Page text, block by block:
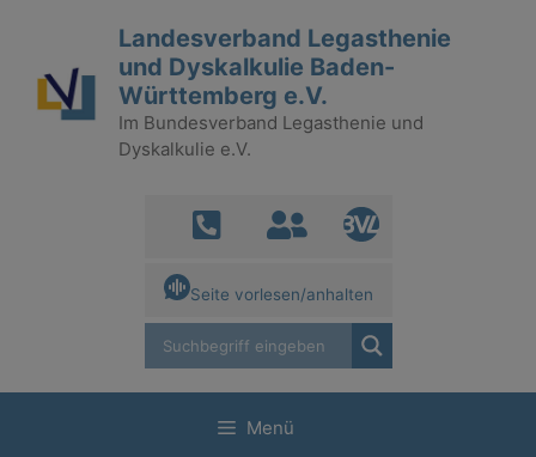
Landesverband Legasthenie
und Dyskalkulie Baden-
Württemberg e.V.
Im Bundesverband Legasthenie und
Dyskalkulie e.V.
Seite vorlesen/anhalten
Menü